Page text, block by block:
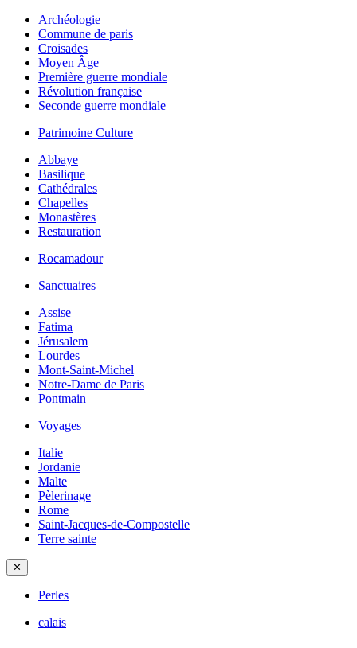
Archéologie
Commune de paris
Croisades
Moyen Âge
Première guerre mondiale
Révolution française
Seconde guerre mondiale
Patrimoine Culture
Abbaye
Basilique
Cathédrales
Chapelles
Monastères
Restauration
Rocamadour
Sanctuaires
Assise
Fatima
Jérusalem
Lourdes
Mont-Saint-Michel
Notre-Dame de Paris
Pontmain
Voyages
Italie
Jordanie
Malte
Pèlerinage
Rome
Saint-Jacques-de-Compostelle
Terre sainte
✕
Perles
calais